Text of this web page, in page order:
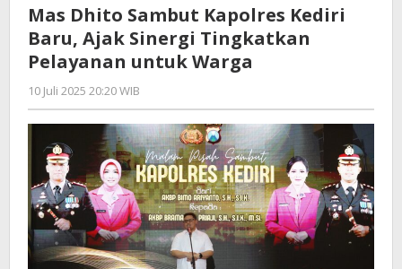
Kapolres
Kediri
Baru,
Pelayanan
untuk
Warga
Mas Dhito Sambut Kapolres Kediri
Baru, Ajak Sinergi Tingkatkan
Pelayanan untuk Warga
10 Juli 2025 20:20 WIB
Imam
WD